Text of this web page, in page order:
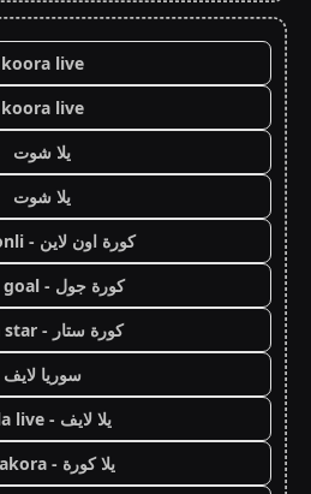
koora live
koora live
يلا شوت
يلا شوت
كورة اون لاين - kora onli
كورة جول - kora goal
كورة ستار - kora star
سوريا لايف
يلا لايف - yalla live
يلا كورة - yallakora